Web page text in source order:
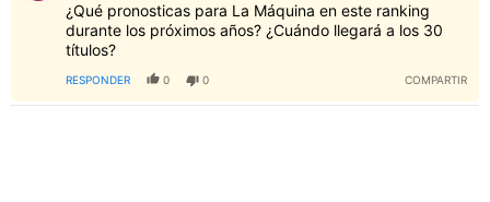
¿Qué pronosticas para La Máquina en este ranking
durante los próximos años? ¿Cuándo llegará a los 30
títulos?
RESPONDER 0 0 COMPARTIR